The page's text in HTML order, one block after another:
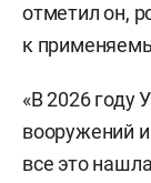
отметил он,
к
«В 2026 году
вооружений
все это